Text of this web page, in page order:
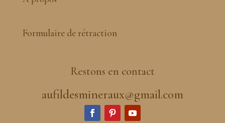
Formulaire de rétraction
Restons en contact
aufildesmineraux@gmail.com